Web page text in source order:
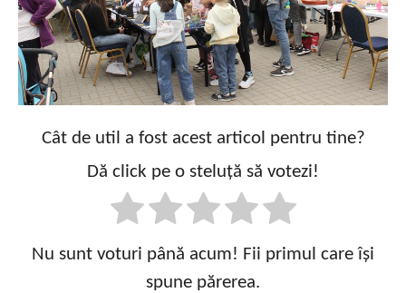
Cât de util a fost acest articol pentru tine?
Dă click pe o steluță să votezi!
Nu sunt voturi până acum! Fii primul care își
spune părerea.